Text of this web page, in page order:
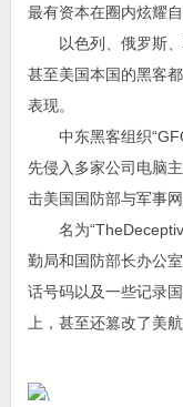
最有资本在圈内炫耀
以色列、俄罗斯、
甚至美国本国的黑客
表现。
中东黑客组织
先侵入多家公司电脑
击美国国防部与军事
名为
勤局和国防部长办公
话号码以及一些记录
上，甚至还篡改了美